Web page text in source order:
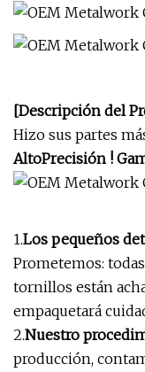
[Descripción del
Hizo sus partes
AltoPrecisión !
1.Los pequeños
Prometemos:
tornillos están
empaquetará
2.Nuestro
producción,